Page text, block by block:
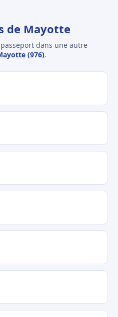
de Mayotte
dans une autre
(976).